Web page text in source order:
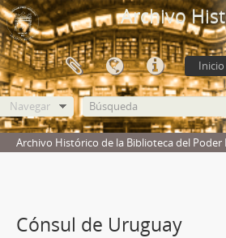
Archivo
Navegar
Archivo Histórico de la Biblioteca del Poder
Cónsul de Uruguay